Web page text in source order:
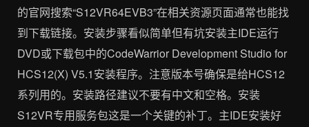
的官网搜索“S12VR64EVB3”在相关资源页面通常也能找
到下载链接。安装步骤看似简单但有坑安装主IDE运行
DVD或下载包中的CodeWarrior Development Studio for
HCS12(X) V5.1安装程序。注意版本号确保是给HCS12
系列用的。安装路径建议不要有中文和空格。安装
S12VR专用服务包这是一个关键的补丁。主IDE安装好